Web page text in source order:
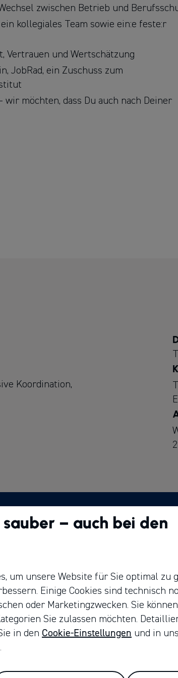
zwischen Betrieb und
kollegiales Team sowie ein:e feste:r
Vertrauen und Wertschätzung
JobRad, ein Zuschuss zum
möchten, dass Du auch nach Deiner
Koordination,
Schnell gefunden
Ausbildung
Leistungen & Services
Generationswechsel im
Handwerk
– auch bei den
um unsere Website für Sie optimal zu
Einige Cookies sind technisch
oder Marketingzwecken. Sie
Sie zulassen möchten.
in den Cookie-Einstellungen und in
.